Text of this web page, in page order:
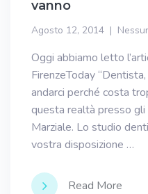
vanno
Agosto 12, 2014
Oggi abbiamo letto
FirenzeToday
andarci perché costa
questa realtà presso
Marziale. Lo studio
vostra disposizione …
Read More